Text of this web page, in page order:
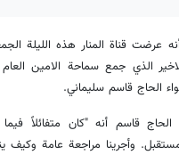
أنه عرضت قناة المنار هذه اللیلة
الذي جمع سماحة الامین
الحاج قاسم سلیماني.
قاسم أنه "كان متفائلاً فيما
وأجرينا مراجعة عامة